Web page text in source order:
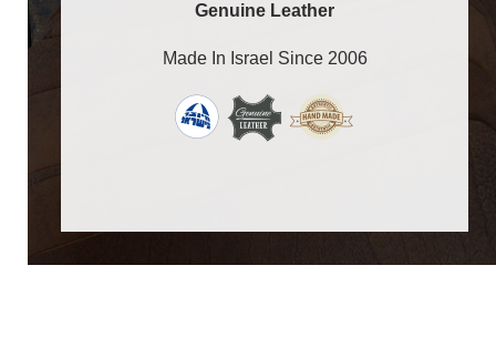
Genuine Leather
Made In Israel Since 2006